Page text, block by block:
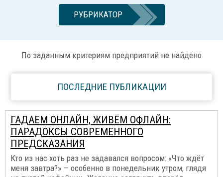
РУБРИКАТОР
По заданным критериям предприятий не найдено
ПОСЛЕДНИЕ ПУБЛИКАЦИИ
ГАДАЕМ ОНЛАЙН, ЖИВЁМ ОФЛАЙН:
ПАРАДОКСЫ СОВРЕМЕННОГО
ПРЕДСКАЗАНИЯ
Кто из нас хоть раз не задавался вопросом: «Что ждёт
меня завтра?» — особенно в понедельник утром, глядя